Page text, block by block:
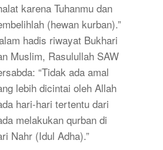
karena Tuhanmu dan
(hewan kurban).”
hadis riwayat Bukhari
Muslim, Rasulullah SAW
“Tidak ada amal
lebih dicintai oleh Allah
hari-hari tertentu dari
melakukan qurban di
Nahr (Idul Adha).”